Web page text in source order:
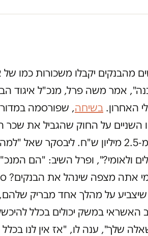
יקבלו משכורות כמו של
אמר משה פרל, מנכ"ל איגוד
האחרון. בשיחה, שפורסמה במדור
השניים על החוק שהגביל את שכר
בתאגידים הפיננסים ללא יותר מ-2.5 מיליון ש"ח.
ולאומי?", ופרל השיב: "הם
מי אתה מצפה שינהל את הבנקים?
על מהלך אחד מבריק
האשראי במשק יכולים בכלל
שלך", ענה לו, "אז אין לנו